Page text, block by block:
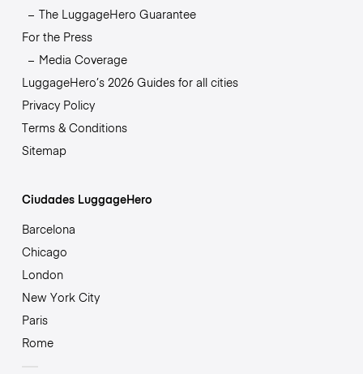
The LuggageHero Guarantee
For the Press
Media Coverage
LuggageHero’s 2026 Guides for all cities
Privacy Policy
Terms & Conditions
Sitemap
Ciudades LuggageHero
Barcelona
Chicago
London
New York City
Paris
Rome